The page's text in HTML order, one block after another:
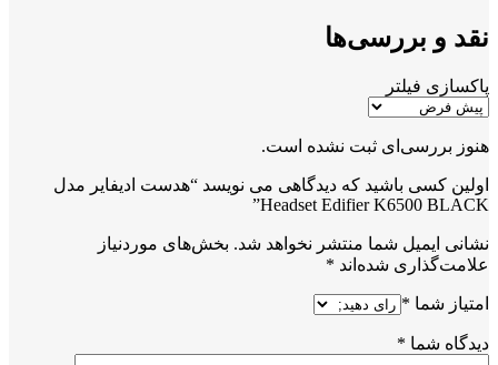
نقد و بررسی‌ها
پاکسازی فیلتر
هنوز بررسی‌ای ثبت نشده است.
اولین کسی باشید که دیدگاهی می نویسد “هدست ادیفایر مدل
Headset Edifier K6500 BLACK”
نشانی ایمیل شما منتشر نخواهد شد. بخش‌های موردنیاز
علامت‌گذاری شده‌اند *
امتیاز شما *
دیدگاه شما *